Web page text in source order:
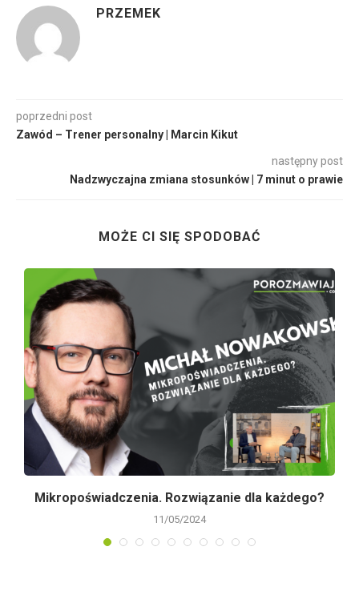
PRZEMEK
poprzedni post
Zawód – Trener personalny | Marcin Kikut
następny post
Nadzwyczajna zmiana stosunków | 7 minut o prawie
MOŻE CI SIĘ SPODOBAĆ
Mikropoświadczenia. Rozwiązanie dla każdego?
11/05/2024